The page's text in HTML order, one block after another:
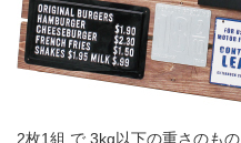
2枚1組 で 3kg以下の重さのもの